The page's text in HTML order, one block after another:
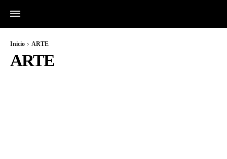
Inicio ARTE
ARTE